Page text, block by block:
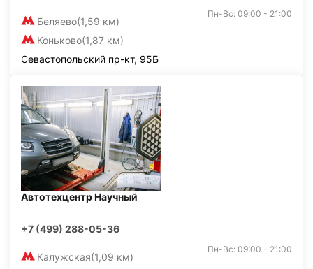
Беляево(1,59 км)
Коньково(1,87 км)
Пн-Вс: 09:00 - 21:00
Севастопольский пр-кт, 95Б
Автотехцентр Научный
+7 (499) 288-05-36
Калужская(1,09 км)
Пн-Вс: 09:00 - 21:00